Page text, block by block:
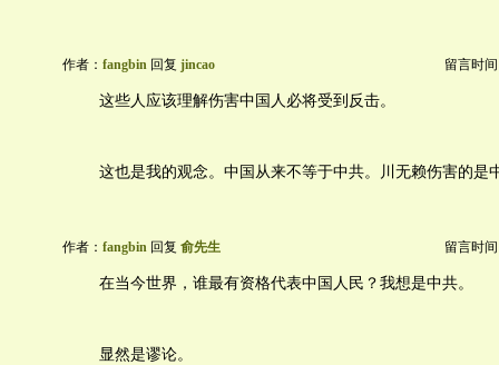
作者： fangbin 回复 jincao 留言时间
这些人应该理解伤害中国人必将受到反击。
这也是我的观念。中国从来不等于中共。川无赖伤害的是
作者： fangbin 回复 俞先生 留言时间
在当今世界，谁最有资格代表中国人民？我想是中共。
显然是谬论。